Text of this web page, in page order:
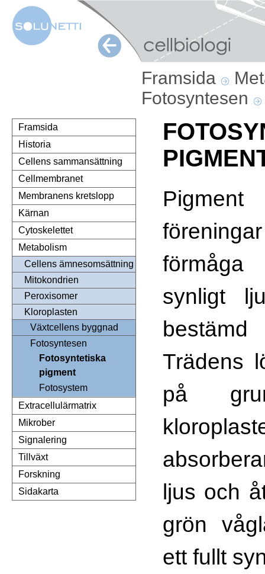
Framsida
Fotosyntesen
Framsida
Historia
Cellens sammansättning
Cellmembranet
Membranens kretslopp
Kärnan
Cytoskelettet
Metabolism
Cellens ämnesomsättning
Mitokondrien
Peroxisomer
Kloroplasten
Växtcellens byggnad
Fotosyntesen
Fotosyntetiska
pigment
Fotosystem
Extracellulärmatrix
Mikrober
Signalering
Tillväxt
Forskning
Sidakarta
synligt
Trädens
på
ljus och
grön
ett fullt